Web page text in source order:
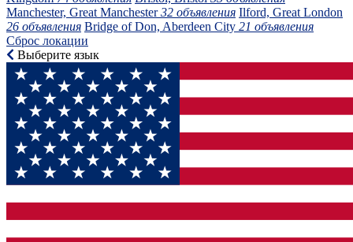
Manchester, Great Manchester32 объявления Ilford, Great London
26 объявления Bridge of Don, Aberdeen City 21 объявления
Сброс локации
Выберите язык